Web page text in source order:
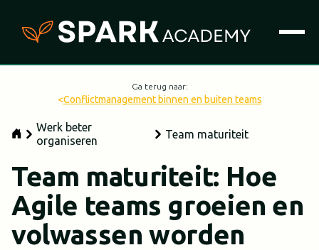
Ga terug naar:
<Conflictmanagement binnen en buiten teams
Werk beter
organiseren
Team maturiteit
Team maturiteit: Hoe
Agile teams groeien en
volwassen worden